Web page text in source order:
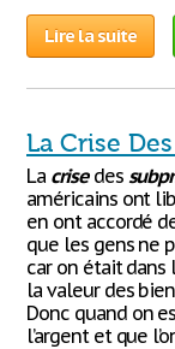
Lire la suite
La Crise
La crisedes
américains ont
en ont accordé
que les gens ne
car on était
la valeur des
Donc quand on
l’argent et que